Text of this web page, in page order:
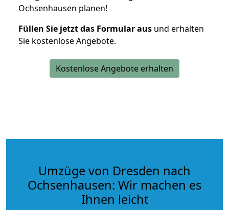
Ochsenhausen planen!
Füllen Sie jetzt das Formular aus und erhalten
Sie kostenlose Angebote.
Kostenlose Angebote erhalten
Umzüge von Dresden nach
Ochsenhausen: Wir machen es
Ihnen leicht